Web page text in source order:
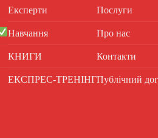
Експерти
Навчання
КНИГИ
ЕКСПРЕС-ТРЕНІНГ
Послуги
Про нас
Контакти
Публічний